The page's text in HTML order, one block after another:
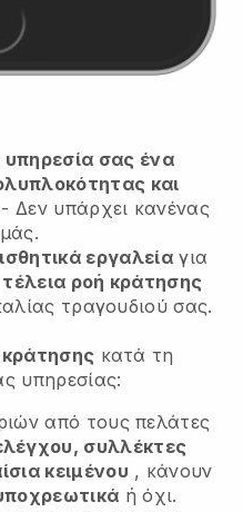
υπηρεσία σας ένα
και
- Δεν υπάρχει κανένας
εργαλείαγια
ροή κράτησης
τραγουδιού σας.
κατά τη
υπηρεσίας:
από τους πελάτες
συλλέκτες
κειμένου , κάνουν
ή όχι.